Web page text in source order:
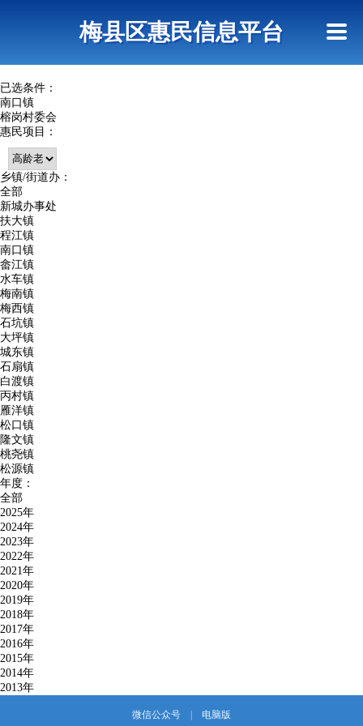
查询指引梅县区惠民信息平台
已选条件：
南口镇
榕岗村委会
惠民项目：
乡镇/街道办：
全部
新城办事处
扶大镇
程江镇
南口镇
畲江镇
水车镇
梅南镇
梅西镇
石坑镇
大坪镇
城东镇
石扇镇
白渡镇
丙村镇
雁洋镇
松口镇
隆文镇
桃尧镇
松源镇
年度：
全部
2025年
2024年
2023年
2022年
2021年
2020年
2019年
2018年
2017年
2016年
2015年
2014年
2013年
微信公众号 电脑版